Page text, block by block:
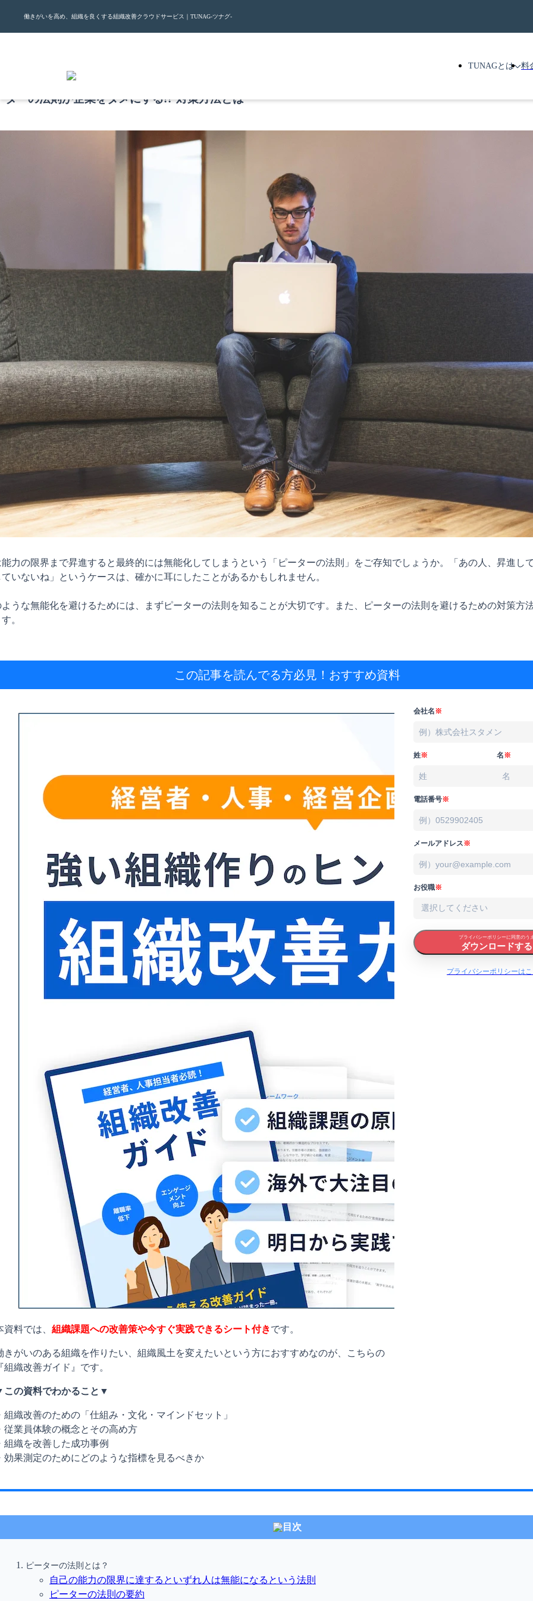
働きがいを高め、組織を良くする組織改善クラウドサービス｜TUNAG-ツナグ-
TUNAGとは 料
ターの法則が企業をダメにする!? 対策方法とは
力の限界まで昇進すると最終的には無能化してしまうという「ピーターの法則」をご存知でしょうか。「あの人、昇進し
いないね」というケースは、確かに耳にしたことがあるかもしれません。
うな無能化を避けるためには、まずピーターの法則を知ることが大切です。また、ピーターの法則を避けるための対策方
。
この記事を読んでる方必見！ おすすめ資料
資料では、 組織課題への改善策や今すぐ実践できるシート付きです。
きがいのある組織を作りたい、組織風土を変えたいという方におすすめなのが、こちらの
組織改善ガイド』です。
の資料でわかること▼
組織改善のための「仕組み・文化・マインドセット」
従業員体験の概念とその高め方
組織を改善した成功事例
効果測定のためにどのような指標を見るべきか
会社名※
姓※ 名※
電話番号※
メールアドレス※
お役職※
プライバシーポリシーに同意のう
ダウンロードする
プライバシーポリシーは
目次
ピーターの法則とは？
自己の能力の限界に達するといずれ人は無能になるという法則
ピーターの法則の要約